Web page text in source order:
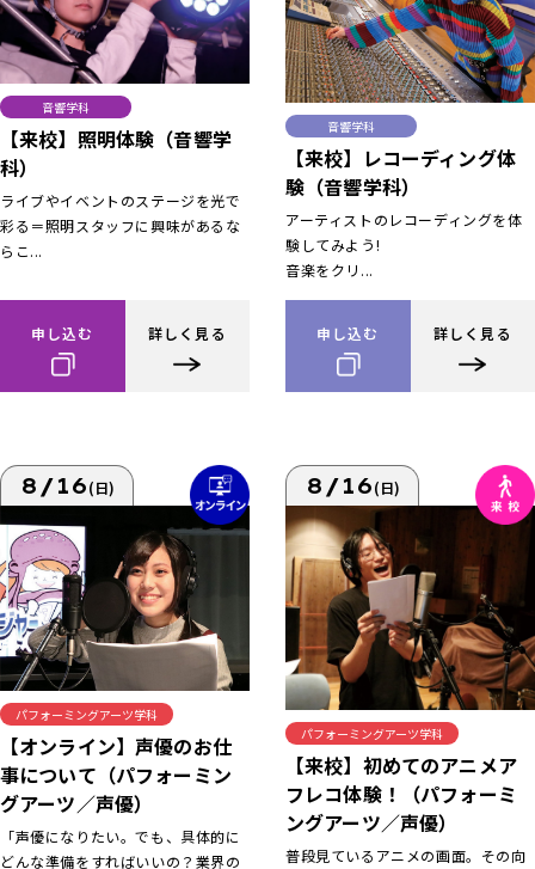
音響学科
【来校】照明体験（音響学
科）
ライブやイベントのステージを光で
彩る＝照明スタッフに興味があるな
らこ...
申し込む 詳しく見る
音響学科
【来校】レコーディング体
験（音響学科）
アーティストのレコーディングを体
験してみよう!
音楽をクリ...
申し込む 詳しく見る
8/16(日)
パフォーミングアーツ学科
【オンライン】声優のお仕
事について（パフォーミン
グアーツ／声優）
「声優になりたい。でも、具体的に
どんな準備をすればいいの？業界の
8/16(日)
パフォーミングアーツ学科
【来校】初めてのアニメア
フレコ体験！（パフォーミ
ングアーツ／声優）
普段見ているアニメの画面。その向